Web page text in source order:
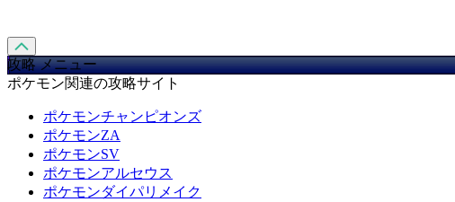
攻略 メニュー
ポケモン関連の攻略サイト
ポケモンチャンピオンズ
ポケモンZA
ポケモンSV
ポケモンアルセウス
ポケモンダイパリメイク